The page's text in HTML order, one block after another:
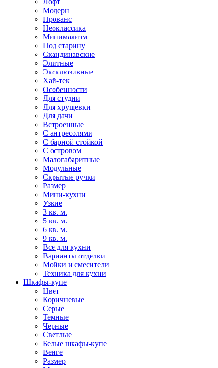
Лофт
Модерн
Прованс
Неоклассика
Минимализм
Под старину
Скандинавские
Элитные
Эксклюзивные
Хай-тек
Особенности
Для студии
Для хрущевки
Для дачи
Встроенные
С антресолями
С барной стойкой
С островом
Малогабаритные
Модульные
Скрытые ручки
Размер
Мини-кухни
Узкие
3 кв. м.
5 кв. м.
6 кв. м.
9 кв. м.
Все для кухни
Варианты отделки
Мойки и смесители
Техника для кухни
Шкафы-купе
Цвет
Коричневые
Серые
Темные
Черные
Светлые
Белые шкафы-купе
Венге
Размер